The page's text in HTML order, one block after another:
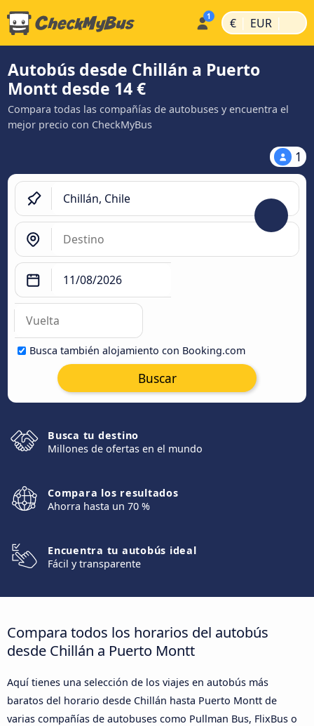
€ | EUR |
Autobús desde Chillán a Puerto
Montt desde 14 €
Compara todas las compañías de autobuses y encuentra el
mejor precio con CheckMyBus
1
Busca también alojamiento con Booking.com
Buscar
Busca tu destino
Millones de ofertas en el mundo
Compara los resultados
Ahorra hasta un 70 %
Encuentra tu autobús ideal
Fácil y transparente
Compara todos los horarios del autobús
desde Chillán a Puerto Montt
Aquí tienes una selección de los viajes en autobús más
baratos del horario desde Chillán hasta Puerto Montt de
varias compañías de autobuses como Pullman Bus, FlixBus o